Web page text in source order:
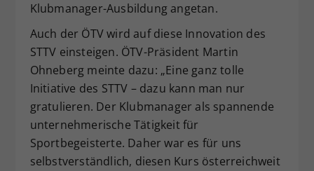
Klubmanager-Ausbildung angetan.
Auch der ÖTV wird auf diese Innovation des
STTV einsteigen. ÖTV-Präsident Martin
Ohneberg meinte dazu: „Eine ganz tolle
Initiative des STTV – dazu kann man nur
gratulieren. Der Klubmanager als spannende
unternehmerische Tätigkeit für
Sportbegeisterte. Daher war es für uns
selbstverständlich, diesen Kurs österreichweit